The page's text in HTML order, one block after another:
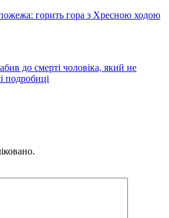
горить гора з Хресною ходою
до смерті чоловіка, який не
подробиці